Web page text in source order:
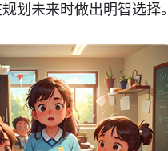
划未来时做出明智选择。